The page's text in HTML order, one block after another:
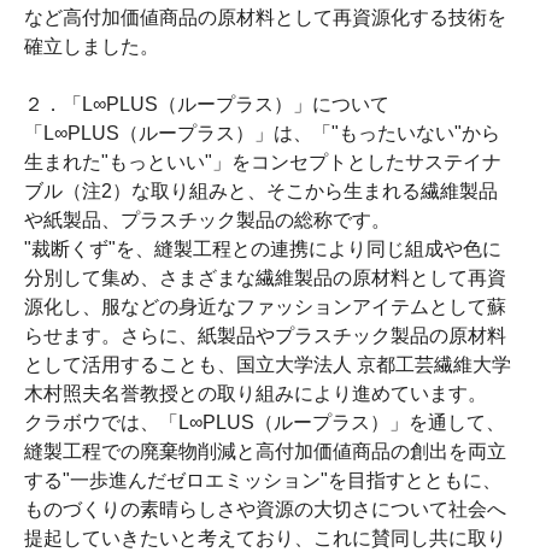
など高付加価値商品の原材料として再資源化する技術を
確立しました。
２．「L∞PLUS （ループラス）」について
「L∞PLUS （ループラス）」は、「"もったいない"から
生まれた"もっといい"」をコンセプトとしたサステイナ
ブル（注2）な取り組みと、そこから生まれる繊維製品
や紙製品、プラスチック製品の総称です。
"裁断くず"を、縫製工程との連携により同じ組成や色に
分別して集め、さまざまな繊維製品の原材料として再資
源化し、服などの身近なファッションアイテムとして蘇
らせます。さらに、紙製品やプラスチック製品の原材料
として活用することも、国立大学法人 京都工芸繊維大学
木村照夫名誉教授との取り組みにより進めています。
クラボウでは、「L∞PLUS （ループラス）」を通して、
縫製工程での廃棄物削減と高付加価値商品の創出を両立
する"一歩進んだゼロエミッション"を目指すとともに、
ものづくりの素晴らしさや資源の大切さについて社会へ
提起していきたいと考えており、これに賛同し共に取り